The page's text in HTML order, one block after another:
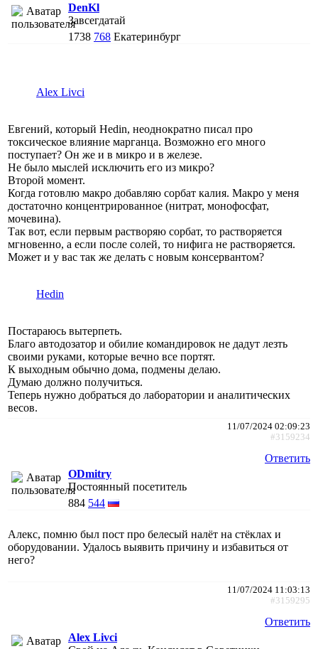
DenKl
Завсегдатай
1738 768 Екатеринбург
Alex Livci
Евгений, который Hedin, неоднократно писал про
токсическое влияние марганца. Возможно его много
поступает? Он же и в микро и в железе.
Не было мыслей исключить его из микро?
Второй момент.
Когда готовлю макро добавляю сорбат калия. Макро у меня
достаточно концентрированное (нитрат, монофосфат,
мочевина).
Так вот, если первым растворяю сорбат, то растворяется
мгновенно, а если после солей, то нифига не растворяется.
Может и у вас так же делать с новым консервантом?
Hedin
Постараюсь вытерпеть.
Благо автодозатор и обилие командировок не дадут лезть
своими руками, которые вечно все портят.
К выходным обычно дома, подмены делаю.
Думаю должно получиться.
Теперь нужно добраться до лаборатории и аналитических
весов.
11/07/2024 02:09:23
#3159234
Ответить
ODmitry
Постоянный посетитель
884 544
Алекс, помню был пост про белесый налёт на стёклах и
оборудовании. Удалось выявить причину и избавиться от
него?
11/07/2024 11:03:13
#3159295
Ответить
Alex Livci